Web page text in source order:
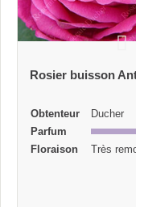
Rosier buisson
Obtenteur
Ducher
Parfum
Floraison
Très